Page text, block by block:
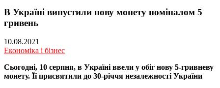
В Україні випустили нову монету номіналом 5
гривень
10.08.2021
Економіка і бізнес
Сьогодні, 10 серпня, в Україні ввели у обіг нову 5-гривневу
монету. Її присвятили до 30-річчя незалежності України